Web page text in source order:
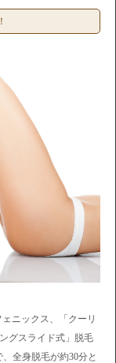
ニックス、「クーリ
グスライド式」脱毛
全身脱毛が約30分と